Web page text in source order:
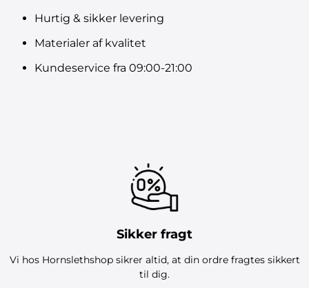
Hurtig & sikker levering
Materialer af kvalitet
Kundeservice fra 09:00-21:00
Sikker fragt
Vi hos Hornslethshop sikrer altid, at din ordre fragtes sikkert
til dig.